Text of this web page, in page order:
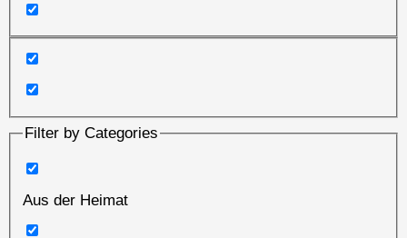
Filter by Categories
Aus der Heimat